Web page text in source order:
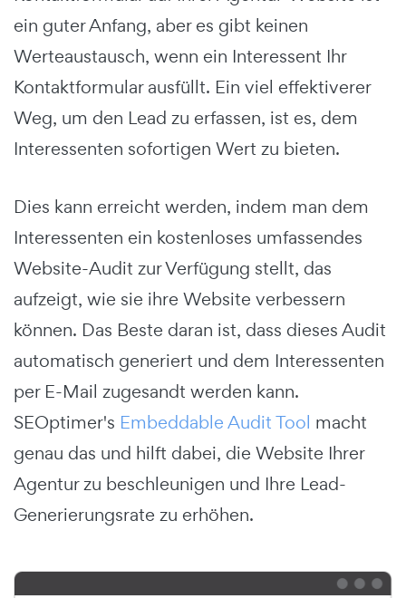
ein guter Anfang, aber es gibt keinen
Werteaustausch, wenn ein Interessent Ihr
Kontaktformular ausfüllt. Ein viel effektiverer
Weg, um den Lead zu erfassen, ist es, dem
Interessenten sofortigen Wert zu bieten.
Dies kann erreicht werden, indem man dem
Interessenten ein kostenloses umfassendes
Website-Audit zur Verfügung stellt, das
aufzeigt, wie sie ihre Website verbessern
können. Das Beste daran ist, dass dieses Audit
automatisch generiert und dem Interessenten
per E-Mail zugesandt werden kann.
SEOptimer's Embeddable Audit Tool macht
genau das und hilft dabei, die Website Ihrer
Agentur zu beschleunigen und Ihre Lead-
Generierungsrate zu erhöhen.